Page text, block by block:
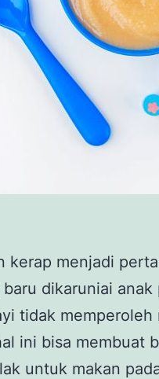
kerap menjadi
dikaruniai anak
tidak memperoleh
ini bisa membuat
untuk makan